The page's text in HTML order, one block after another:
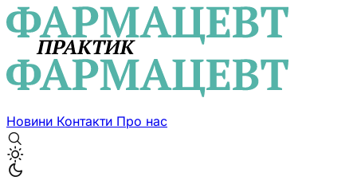
Новини Контакти Про нас